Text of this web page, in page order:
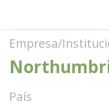
Empresa/
País